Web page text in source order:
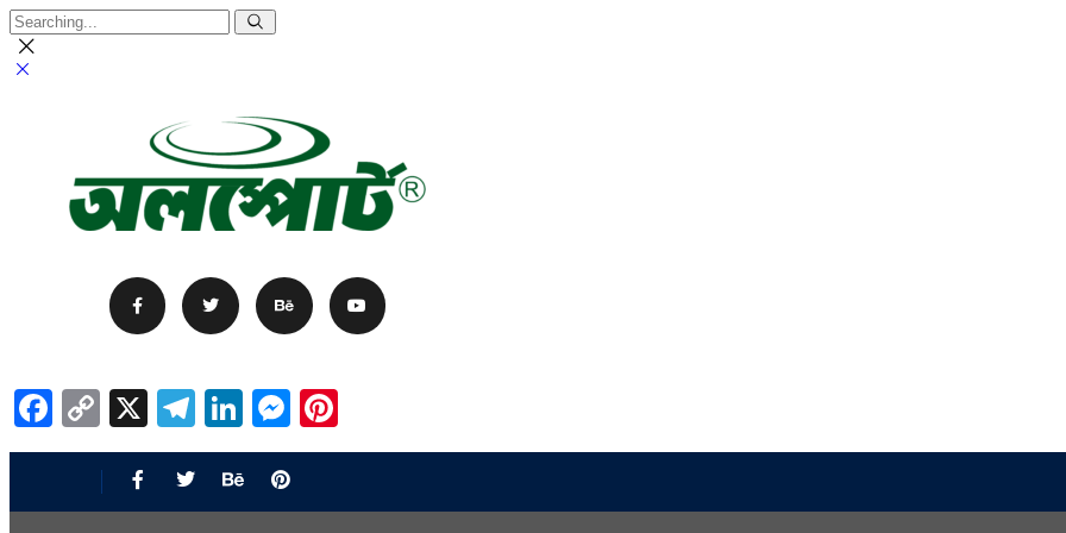
Facebook
Copy
Link
X Telegram
LinkedIn
Messenger